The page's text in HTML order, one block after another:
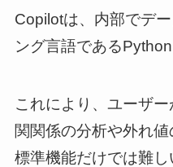
Copilotは、内部でデ
ング言語である
これにより、ユーザ
関関係の分析や外れ
標準機能だけでは難